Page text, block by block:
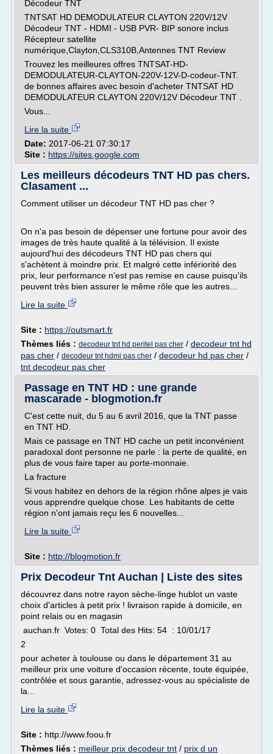
Décodeur TNT
TNTSAT HD DEMODULATEUR CLAYTON 220V/12V
Décodeur TNT - HDMI - USB PVR- BIP sonore inclus
Récepteur satellite
numérique,Clayton,CLS310B,Antennes TNT Review
Trouvez les meilleures offres TNTSAT-HD-
DEMODULATEUR-CLAYTON-220V-12V-D-codeur-TNT.
de bonnes affaires avec besoin d'acheter TNTSAT HD
DEMODULATEUR CLAYTON 220V/12V Décodeur TNT .
Vous...
Lire la suite
Date: 2017-06-21 07:30:17
Site : https://sites.google.com
Les meilleurs décodeurs TNT HD pas chers.
Clasament ...
Comment utiliser un décodeur TNT HD pas cher ?
On n'a pas besoin de dépenser une fortune pour avoir des
images de très haute qualité à la télévision. Il existe
aujourd'hui des décodeurs TNT HD pas chers qui
s'achètent à moindre prix. Et malgré cette infériorité des
prix, leur performance n'est pas remise en cause puisqu'ils
peuvent très bien assurer le même rôle que les autres...
Lire la suite
Site : https://outsmart.fr
Thèmes liés : decodeur tnt hd peritel pas cher / decodeur tnt hd
pas cher / decodeur tnt hdmi pas cher / decodeur hd pas cher /
tnt decodeur pas cher
Passage en TNT HD : une grande
mascarade - blogmotion.fr
C'est cette nuit, du 5 au 6 avril 2016, que la TNT passe
en TNT HD.
Mais ce passage en TNT HD cache un petit inconvénient
paradoxal dont personne ne parle : la perte de qualité, en
plus de vous faire taper au porte-monnaie.
La fracture
Si vous habitez en dehors de la région rhône alpes je vais
vous apprendre quelque chose. Les habitants de cette
région n'ont jamais reçu les 6 nouvelles...
Lire la suite
Site : http://blogmotion.fr
Prix Decodeur Tnt Auchan | Liste des sites
découvrez dans notre rayon sèche-linge hublot un vaste
choix d'articles à petit prix ! livraison rapide à domicile, en
point relais ou en magasin
auchan.fr Votes: 0 Total des Hits: 54 : 10/01/17
2
pour acheter à toulouse ou dans le département 31 au
meilleur prix une voiture d'occasion récente, toute équipée,
contrôlée et sous garantie, adressez-vous au spécialiste de
la...
Lire la suite
Site : http://www.foou.fr
Thèmes liés : meilleur prix decodeur tnt / prix d un